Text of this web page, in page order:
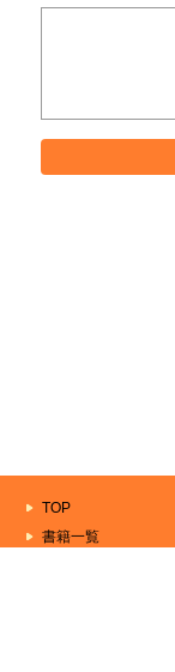
TOP
書籍一覧